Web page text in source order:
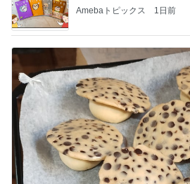
Amebaトピックス 1日前